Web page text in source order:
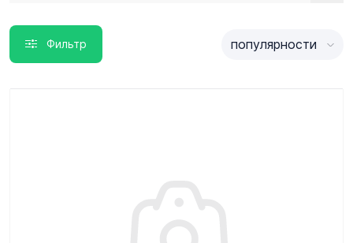
Фильтр популярности